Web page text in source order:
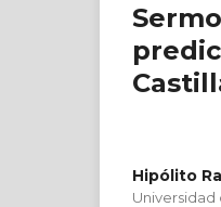
Hipólito
Universidad